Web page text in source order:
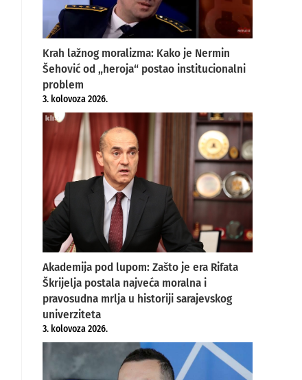
Krah lažnog moralizma: Kako je Nermin
Šehović od „heroja“ postao institucionalni
problem
3. kolovoza 2026.
Akademija pod lupom: Zašto je era Rifata
Škrijelja postala najveća moralna i
pravosudna mrlja u historiji sarajevskog
univerziteta
3. kolovoza 2026.